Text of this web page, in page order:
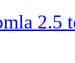
2.5